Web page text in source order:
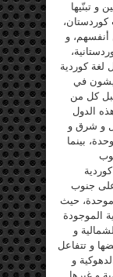
و تبنّيها
أنفسهم، و
لغة كوردية
في
كل من
الدول
و شرق و
بينما
على جنوب
حيث
الموجودة
و
و تتفاعل
و